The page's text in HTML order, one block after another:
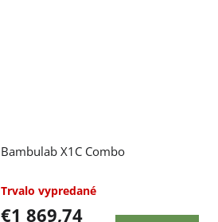
Bambulab X1C Combo
Trvalo vypredané
€1 869,74